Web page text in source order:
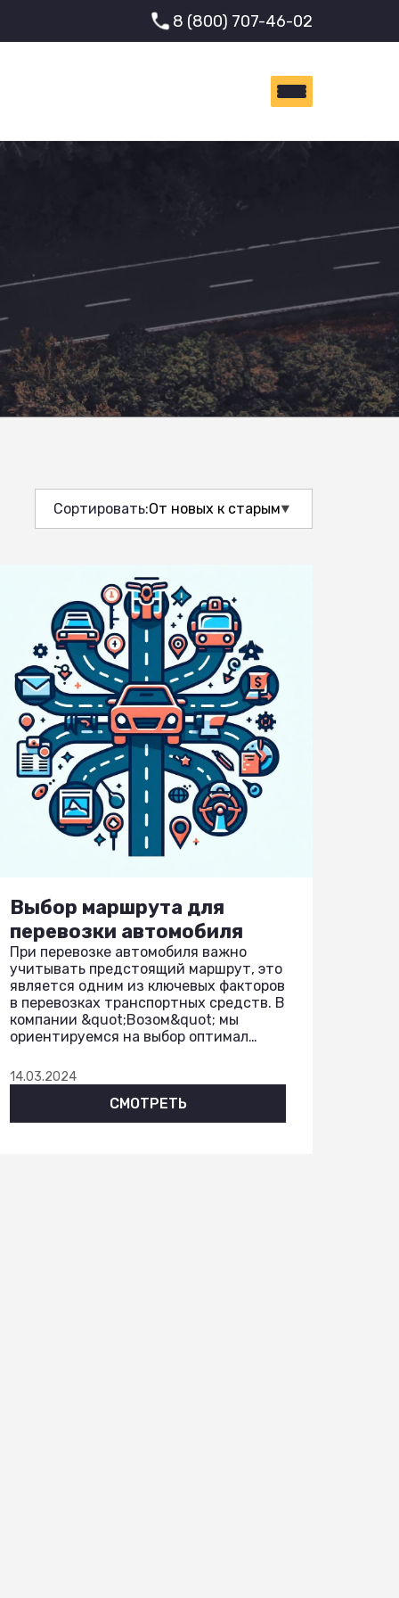
8 (800) 707-46-02
Сортировать:
Выбор маршрута для
перевозки автомобиля
При перевозке автомобиля важно
учитывать предстоящий маршрут, это
является одним из ключевых факторов
в перевозках транспортных средств. В
компании &quot;Возом&quot; мы
ориентируемся на выбор оптимал…
14.03.2024
СМОТРЕТЬ